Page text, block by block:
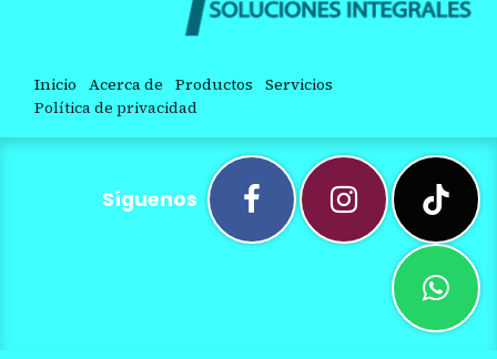
Inicio Acerca de Productos Servicios
Política de privacidad
Síguenos